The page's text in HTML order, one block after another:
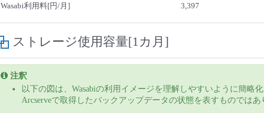
Wasabi利用料[円/月] 3,397
ストレージ使用容量[1カ月]
注釈
以下の図は、Wasabiの利用イメージを理解しやすいように簡略
Arcserveで取得したバックアップデータの状態を表すものではあ